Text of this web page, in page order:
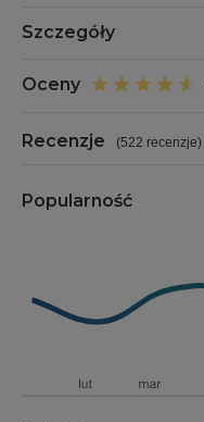
Szczegóły
Oceny
Recenzje (522 recenzje)
Popularność